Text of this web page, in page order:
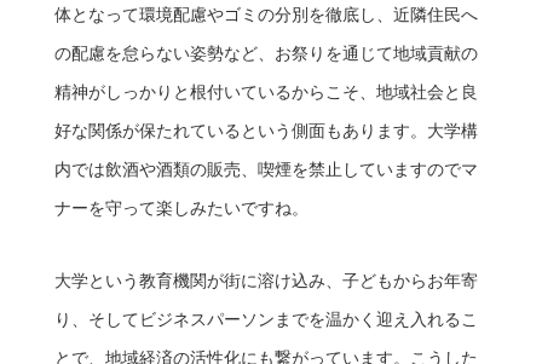
体となって環境配慮やゴミの分別を徹底し、近隣住民へ
の配慮を怠らない姿勢など、お祭りを通じて地域貢献の
精神がしっかりと根付いているからこそ、地域社会と良
好な関係が保たれているという側面もあります。大学構
内では飲酒や酒類の販売、喫煙を禁止していますのでマ
ナーを守って楽しみたいですね。
大学という教育機関が街に溶け込み、子どもからお年寄
り、そしてビジネスパーソンまでを温かく迎え入れるこ
とで、地域経済の活性化にも繋がっています。こうした